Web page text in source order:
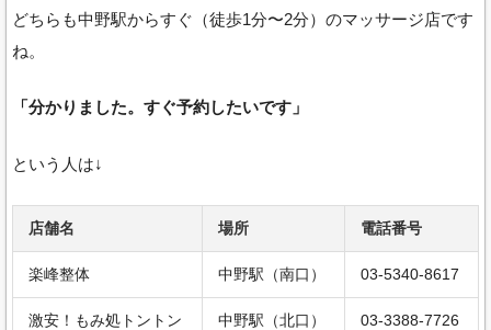
どちらも中野駅からすぐ（徒歩1分〜2分）のマッサージ店です
ね。
「分かりました。すぐ予約したいです」
という人は↓
店舗名 場所 電話番号
楽峰整体 中野駅（南口） 03-5340-8617
激安！もみ処トントン 中野駅（北口） 03-3388-7726